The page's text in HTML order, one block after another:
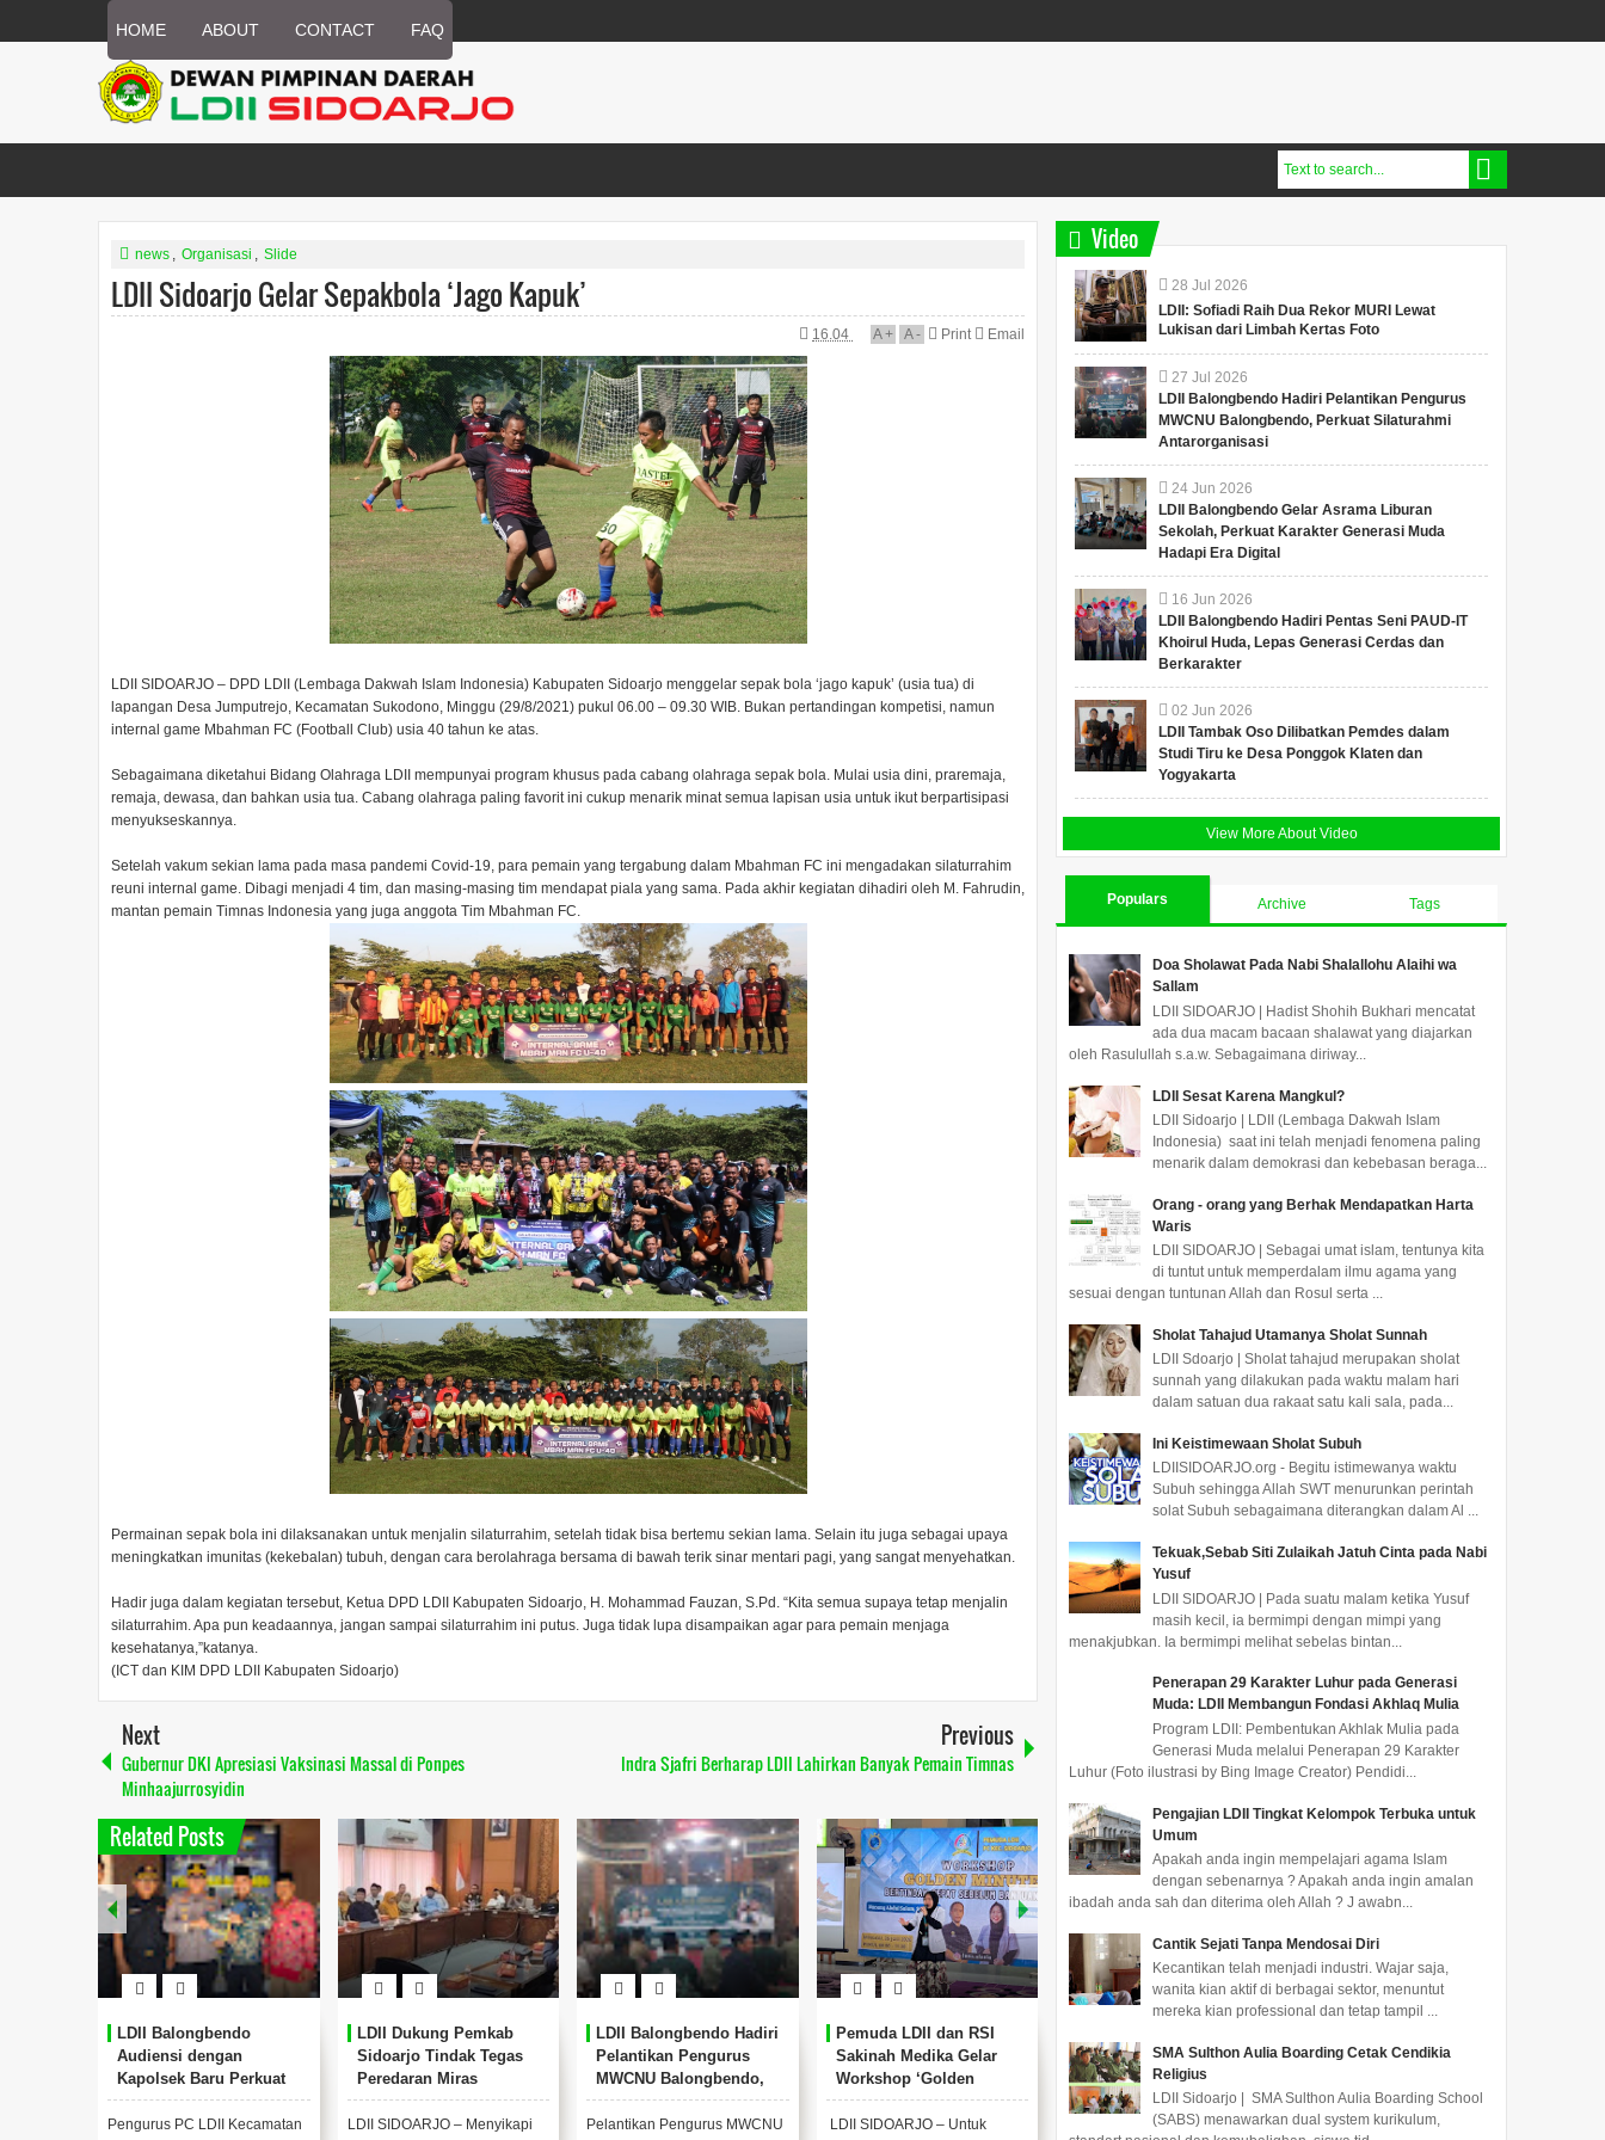
HOME ABOUT CONTACT FAQ
news , Organisasi , Slide
LDII Sidoarjo Gelar Sepakbola ‘Jago Kapuk’
16.04 A+ A- Print Email
LDII SIDOARJO – DPD LDII (Lembaga Dakwah Islam Indonesia) Kabupaten Sidoarjo menggelar sepak bola ‘jago kapuk’ (usia tua) di
lapangan Desa Jumputrejo, Kecamatan Sukodono, Minggu (29/8/2021) pukul 06.00 – 09.30 WIB. Bukan pertandingan kompetisi, namun
internal game Mbahman FC (Football Club) usia 40 tahun ke atas.
Sebagaimana diketahui Bidang Olahraga LDII mempunyai program khusus pada cabang olahraga sepak bola. Mulai usia dini, praremaja,
remaja, dewasa, dan bahkan usia tua. Cabang olahraga paling favorit ini cukup menarik minat semua lapisan usia untuk ikut berpartisipasi
menyukseskannya.
Setelah vakum sekian lama pada masa pandemi Covid-19, para pemain yang tergabung dalam Mbahman FC ini mengadakan silaturrahim
reuni internal game. Dibagi menjadi 4 tim, dan masing-masing tim mendapat piala yang sama. Pada akhir kegiatan dihadiri oleh M. Fahrudin,
mantan pemain Timnas Indonesia yang juga anggota Tim Mbahman FC.
Permainan sepak bola ini dilaksanakan untuk menjalin silaturrahim, setelah tidak bisa bertemu sekian lama. Selain itu juga sebagai upaya
meningkatkan imunitas (kekebalan) tubuh, dengan cara berolahraga bersama di bawah terik sinar mentari pagi, yang sangat menyehatkan.
Hadir juga dalam kegiatan tersebut, Ketua DPD LDII Kabupaten Sidoarjo, H. Mohammad Fauzan, S.Pd. “Kita semua supaya tetap menjalin
silaturrahim. Apa pun keadaannya, jangan sampai silaturrahim ini putus. Juga tidak lupa disampaikan agar para pemain menjaga
kesehatanya,”katanya.
(ICT dan KIM DPD LDII Kabupaten Sidoarjo)
Next
Gubernur DKI Apresiasi Vaksinasi Massal di Ponpes
Minhaajurrosyidin
Previous
Indra Sjafri Berharap LDII Lahirkan Banyak Pemain Timnas
Related Posts
LDII Balongbendo
Audiensi dengan
Kapolsek Baru Perkuat
Sinergi Kamtibmas
Pengurus PC LDII Kecamatan
LDII Dukung Pemkab
Sidoarjo Tindak Tegas
Peredaran Miras
LDII SIDOARJO – Menyikapi
LDII Balongbendo Hadiri
Pelantikan Pengurus
MWCNU Balongbendo,
Perkuat Silaturahmi
Antarorganisasi
Pelantikan Pengurus MWCNU
Pemuda LDII dan RSI
Sakinah Medika Gelar
Workshop ‘Golden
Minutes’
LDII SIDOARJO – Untuk
Video
28 Jul 2026
LDII: Sofiadi Raih Dua Rekor MURI Lewat
Lukisan dari Limbah Kertas Foto
27 Jul 2026
LDII Balongbendo Hadiri Pelantikan Pengurus
MWCNU Balongbendo, Perkuat Silaturahmi
Antarorganisasi
24 Jun 2026
LDII Balongbendo Gelar Asrama Liburan
Sekolah, Perkuat Karakter Generasi Muda
Hadapi Era Digital
16 Jun 2026
LDII Balongbendo Hadiri Pentas Seni PAUD-IT
Khoirul Huda, Lepas Generasi Cerdas dan
Berkarakter
02 Jun 2026
LDII Tambak Oso Dilibatkan Pemdes dalam
Studi Tiru ke Desa Ponggok Klaten dan
Yogyakarta
View More About Video
Populars Archive Tags
Doa Sholawat Pada Nabi Shalallohu Alaihi wa
Sallam
LDII SIDOARJO | Hadist Shohih Bukhari mencatat
ada dua macam bacaan shalawat yang diajarkan
oleh Rasulullah s.a.w. Sebagaimana diriway...
LDII Sesat Karena Mangkul?
LDII Sidoarjo | LDII (Lembaga Dakwah Islam
Indonesia) saat ini telah menjadi fenomena paling
menarik dalam demokrasi dan kebebasan beraga...
Orang - orang yang Berhak Mendapatkan Harta
Waris
LDII SIDOARJO | Sebagai umat islam, tentunya kita
di tuntut untuk memperdalam ilmu agama yang
sesuai dengan tuntunan Allah dan Rosul serta ...
Sholat Tahajud Utamanya Sholat Sunnah
LDII Sdoarjo | Sholat tahajud merupakan sholat
sunnah yang dilakukan pada waktu malam hari
dalam satuan dua rakaat satu kali sala, pada...
Ini Keistimewaan Sholat Subuh
LDIISIDOARJO.org - Begitu istimewanya waktu
Subuh sehingga Allah SWT menurunkan perintah
solat Subuh sebagaimana diterangkan dalam Al ...
Tekuak,Sebab Siti Zulaikah Jatuh Cinta pada Nabi
Yusuf
LDII SIDOARJO | Pada suatu malam ketika Yusuf
masih kecil, ia bermimpi dengan mimpi yang
menakjubkan. Ia bermimpi melihat sebelas bintan...
Penerapan 29 Karakter Luhur pada Generasi
Muda: LDII Membangun Fondasi Akhlaq Mulia
Program LDII: Pembentukan Akhlak Mulia pada
Generasi Muda melalui Penerapan 29 Karakter
Luhur (Foto ilustrasi by Bing Image Creator) Pendidi...
Pengajian LDII Tingkat Kelompok Terbuka untuk
Umum
Apakah anda ingin mempelajari agama Islam
dengan sebenarnya ? Apakah anda ingin amalan
ibadah anda sah dan diterima oleh Allah ? J awabn...
Cantik Sejati Tanpa Mendosai Diri
Kecantikan telah menjadi industri. Wajar saja,
wanita kian aktif di berbagai sektor, menuntut
mereka kian professional dan tetap tampil ...
SMA Sulthon Aulia Boarding Cetak Cendikia
Religius
LDII Sidoarjo | SMA Sulthon Aulia Boarding School
(SABS) menawarkan dual system kurikulum,